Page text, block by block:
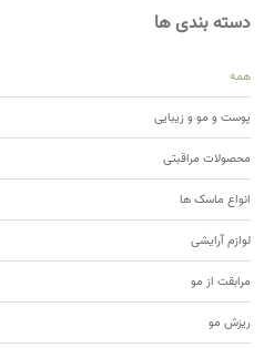
دسته بندی ها
همه
پوست و مو و زیبایی
محصولات مراقبتی
انواع ماسک ها
لوازم آرایشی
مرابقت از مو
ریزش مو